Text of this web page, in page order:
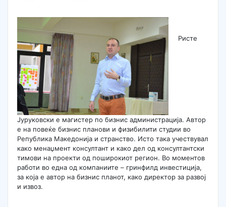
Ристе
Јуруковски е магистер по бизнис администрација. Автор
е на повеќе бизнис планови и физибилити студии во
Република Македонија и странство. Исто така учествувал
како менаџмент консултант и како дел од консултантски
тимови на проекти oд поширокиот регион. Во моментов
работи во една од компаниите – гринфилд инвестиција,
за која е автор на бизнис планот, како директор за развој
и извоз.